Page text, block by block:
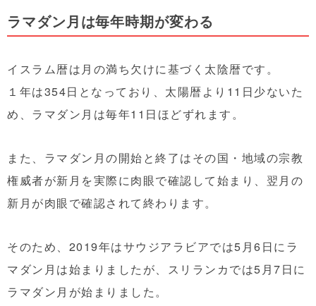
ラマダン月は毎年時期が変わる
イスラム暦は月の満ち欠けに基づく太陰暦です。
１年は354日となっており、太陽暦より11日少ないた
め、ラマダン月は毎年11日ほどずれます。
また、ラマダン月の開始と終了はその国・地域の宗教
権威者が新月を実際に肉眼で確認して始まり、翌月の
新月が肉眼で確認されて終わります。
そのため、2019年はサウジアラビアでは5月6日にラ
マダン月は始まりましたが、スリランカでは5月7日に
ラマダン月が始まりました。